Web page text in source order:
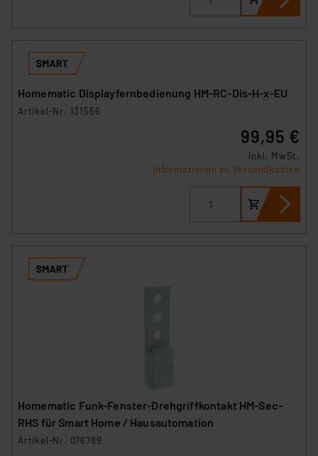
Beurteilung der mit der Datenübermittlung,
insbesondere der Art der übermittelten Daten,
Impressum
Homematic Displayfernbedienung HM-RC-Dis-H-x-EU
Artikel-Nr. 131556
99,95 €
inkl. MwSt.
Informationen zu Versandkosten
Homematic Funk-Fenster-Drehgriffkontakt HM-Sec-
RHS für Smart Home / Hausautomation
Artikel-Nr. 076789